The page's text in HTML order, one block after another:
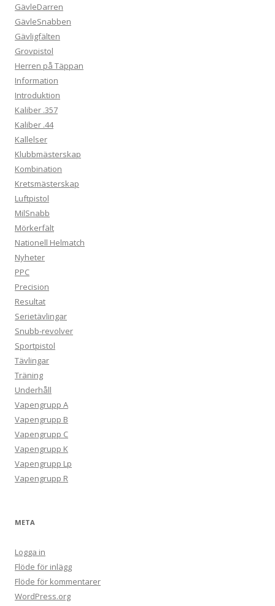
GävleDarren
GävleSnabben
Gävligfälten
Grovpistol
Herren på Täppan
Information
Introduktion
Kaliber .357
Kaliber .44
Kallelser
Klubbmästerskap
Kombination
Kretsmästerskap
Luftpistol
MilSnabb
Mörkerfält
Nationell Helmatch
Nyheter
PPC
Precision
Resultat
Serietävlingar
Snubb-revolver
Sportpistol
Tävlingar
Träning
Underhåll
Vapengrupp A
Vapengrupp B
Vapengrupp C
Vapengrupp K
Vapengrupp Lp
Vapengrupp R
META
Logga in
Flöde för inlägg
Flöde för kommentarer
WordPress.org